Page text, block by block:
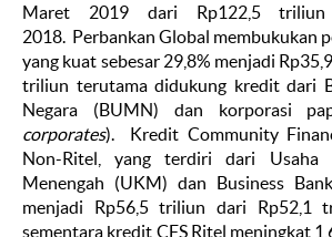
Maret 2019 dari Rp122,5
2018. Perbankan Global membukukan
yang kuat sebesar 29,8% menjadi
triliun terutama didukung kredit dari
Negara (BUMN) dan korporasi
corporates). Kredit Community
Non-Ritel, yang terdiri dari Usaha
Menengah (UKM) dan Business
menjadi Rp56,5 triliun dari Rp52,1
sementara kredit CFS Ritel meningkat